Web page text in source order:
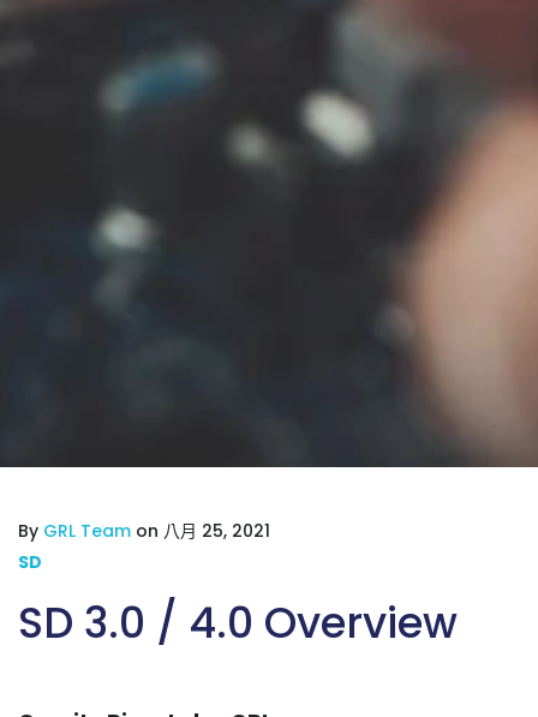
By GRL Team on 八月 25, 2021
SD
SD 3.0 / 4.0 Overview